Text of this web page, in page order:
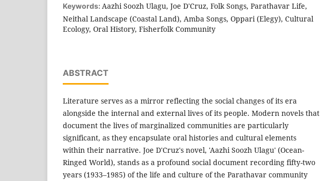
Keywords: Aazhi Soozh Ulagu, Joe D'Cruz, Folk Songs, Parathavar Life,
Neithal Landscape (Coastal Land), Amba Songs, Oppari (Elegy), Cultural
Ecology, Oral History, Fisherfolk Community
ABSTRACT
Literature serves as a mirror reflecting the social changes of its era
alongside the internal and external lives of its people. Modern novels that
document the lives of marginalized communities are particularly
significant, as they encapsulate oral histories and cultural elements
within their narrative. Joe D'Cruz's novel, 'Aazhi Soozh Ulagu' (Ocean-
Ringed World), stands as a profound social document recording fifty-two
years (1933–1985) of the life and culture of the Parathavar community